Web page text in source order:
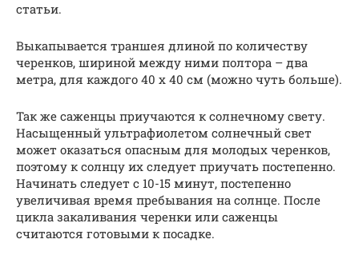
статьи.
Выкапывается траншея длиной по количеству
черенков, шириной между ними полтора – два
метра, для каждого 40 х 40 см (можно чуть больше).
Так же саженцы приучаются к солнечному свету.
Насыщенный ультрафиолетом солнечный свет
может оказаться опасным для молодых черенков,
поэтому к солнцу их следует приучать постепенно.
Начинать следует с 10-15 минут, постепенно
увеличивая время пребывания на солнце. После
цикла закаливания черенки или саженцы
считаются готовыми к посадке.